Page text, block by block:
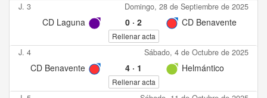
J. 3 Domingo, 28 de Septiembre de 2025
CD Laguna 0· 2 CD Benavente
Rellenar acta
J. 4 Sábado, 4 de Octubre de 2025
CD Benavente 4· 1 Helmántico
Rellenar acta